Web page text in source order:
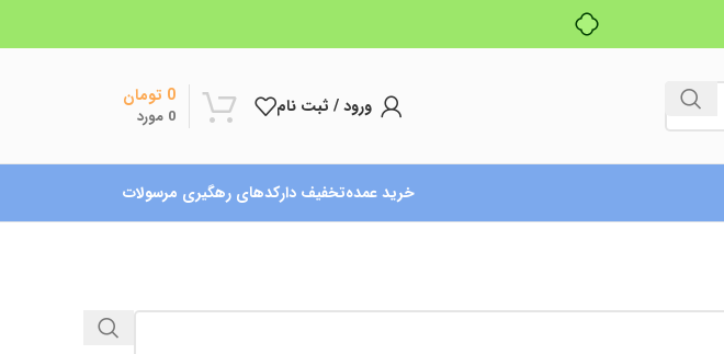
ورود / ثبت نام 0 مورد
0 تومان
خرید عمدهتخفیف دارکدهای رهگیری مرسولات